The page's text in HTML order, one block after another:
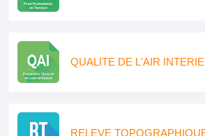
QUALITE DE L'AIR
RELEVE